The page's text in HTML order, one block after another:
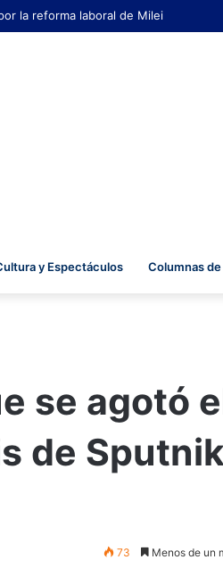
la reforma laboral de Milei
y Espectáculos Columnas
se agotó
de
73 Menos de un